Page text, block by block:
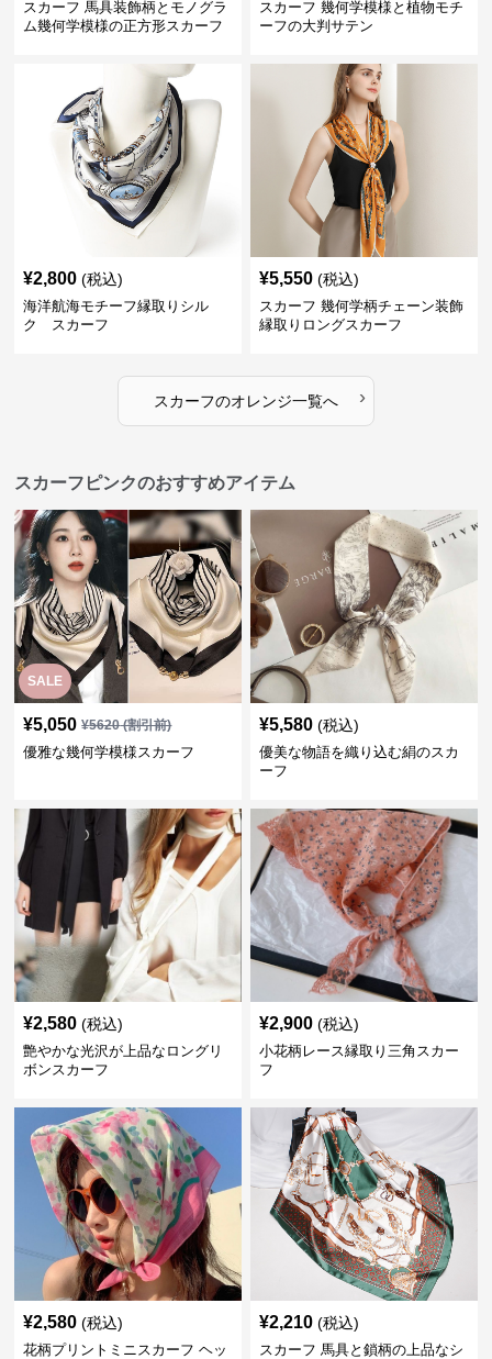
スカーフ 馬具装飾柄とモノグラ
ム幾何学模様の正方形スカーフ
スカーフ 幾何学模様と植物モチ
ーフの大判サテン
¥2,800 (税込)
海洋航海モチーフ縁取りシル
ク スカーフ
¥5,550 (税込)
スカーフ 幾何学柄チェーン装飾
縁取りロングスカーフ
スカーフのオレンジ一覧へ ›
スカーフピンクのおすすめアイテム
SALE
¥5,050 ¥5620(割引前)
優雅な幾何学模様スカーフ
¥5,580 (税込)
優美な物語を織り込む絹のスカ
ーフ
¥2,580 (税込)
艶やかな光沢が上品なロングリ
ボンスカーフ
¥2,900 (税込)
小花柄レース縁取り三角スカー
フ
¥2,580 (税込)
花柄プリントミニスカーフ ヘッ
¥2,210 (税込)
スカーフ 馬具と鎖柄の上品なシ